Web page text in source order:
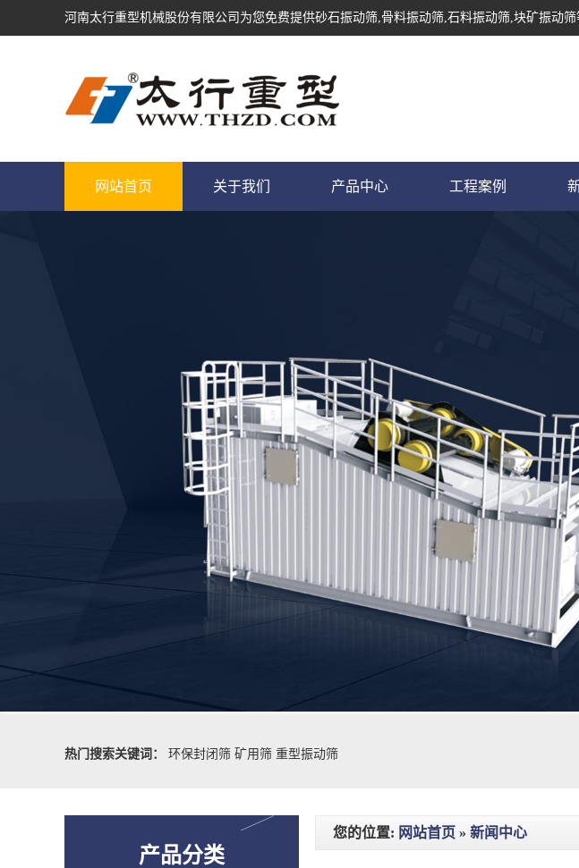
河南太行重型机械股份有限公司为您免费提供砂石振动筛,骨料振动筛,石料振动筛,块矿振动
网站首页 关于我们 产品中心 工程案例
热门搜索关键词：
环保封闭筛 矿用筛 重型振动筛
产品分类
您的位置: 网站首页 » 新闻中心